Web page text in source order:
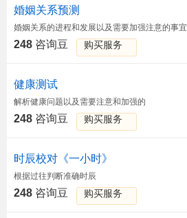
婚姻关系预测
婚姻关系的进程和发展以及需要加强注意的事宜
248 咨询豆 购买服务
健康测试
解析健康问题以及需要注意和加强的
248 咨询豆 购买服务
时辰校对《一小时》
根据过往判断准确时辰
248 咨询豆 购买服务